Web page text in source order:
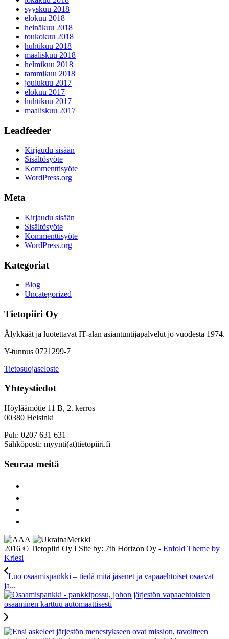
syyskuu 2018
elokuu 2018
heinäkuu 2018
toukokuu 2018
huhtikuu 2018
maaliskuu 2018
helmikuu 2018
tammikuu 2018
joulukuu 2017
elokuu 2017
huhtikuu 2017
maaliskuu 2017
Leadfeeder
Kirjaudu sisään
Sisältösyöte
Kommenttisyöte
WordPress.org
Meta
Kirjaudu sisään
Sisältösyöte
Kommenttisyöte
WordPress.org
Kategoriat
Blog
Uncategorized
Tietopiiri Oy
Älykkäät ja luotettavat IT-alan asiantuntijapalvelut jo vuodesta 1974.
Y-tunnus 0721299-7
Tietosuojaseloste
Yhteystiedot
Höyläämötie 11 B, 2. kerros
00380 Helsinki
Puh: 0207 631 631
Sähköposti: myynti(at)tietopiiri.fi
Seuraa meitä
2016 © Tietopiiri Oy I Site by: 7th Horizon Oy - Enfold Theme by
Kriesi
Luo osaamispankki – tiedä mitä jäsenet ja vapaaehtoiset osaavat
ja...